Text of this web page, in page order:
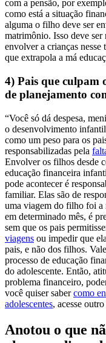
com a pensão, por
como está a situação
alguma o filho deve ser
matrimônio. Isso deve ser
envolver a crianças
que extrapola a má
4) Pais que culpam
de planejamento
“Você só dá despesa,
o desenvolvimento
como um peso para os
responsabilizadas pela
Envolver os filhos desde
educação financeira
pode acontecer é
familiar. Elas são de
uma viagem do filho foi a
em determinado mês, é
sem que os pais
viagens ou impedir que
pais, e não dos filhos.
processo de educação
do adolescente. Então,
problema financeiro,
você quiser sabercomo
adolescentes, acesse
Anotou o que